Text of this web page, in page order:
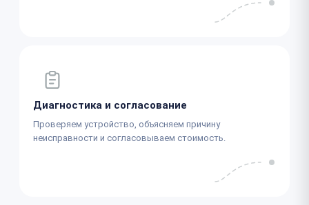
Диагностика и согласование
Проверяем устройство, объясняем причину
неисправности и согласовываем стоимость.